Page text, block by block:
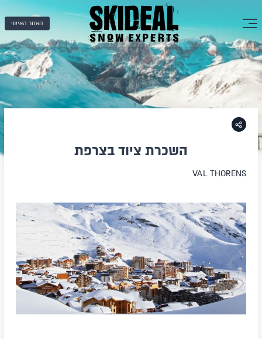
האזור האישי
השכרת ציוד בצרפת
VAL THORENS